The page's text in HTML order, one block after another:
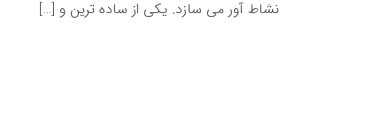
نشاط آور می سازد. یکی از ساده ترین و […]